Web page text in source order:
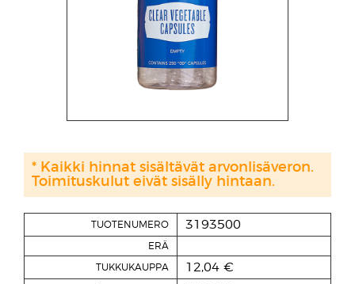
TUOTENUMERO 3193500
ERÄ
TUKKUKAUPPA 12,04 €
* Kaikki hinnat sisältävät arvonlisäveron.
Toimituskulut eivät sisälly hintaan.